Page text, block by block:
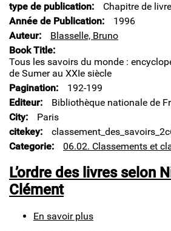
des
savoirs
et
classement
livres
de
la
Bibliothèque
France
type de publication
Chapitre de livre
Année de Publication
1996
Auteur
Blasselle, Bruno
Book Title
Tous les savoirs du monde :
de Sumer au XXIe siècle
Pagination
192-199
Editeur
Bibliothèque nationale de
City
Paris
citekey
Categorie
06.02. Classements et
L’ordre des livres selon
Clément
En savoir plus